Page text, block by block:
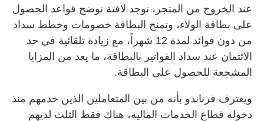
عند الخروج من المتجر، توجد لافتة توضح قواعد الحصول
على بطاقة الولاء، وتمنح البطاقة خصومات وخطط سداد
من دون فوائد لمدة 12 شهراً، مع زيادة تلقائية في حد
الائتمان عند سداد الفواتير بالبطاقة، ما يعد من المزايا
المشجعة للحصول على البطاقة.
ويعترف فرناندو بأنه من بين المتعاملين الذين خدمهم منذ
دخوله قطاع الخدمات المالية، هناك فقط الثلث لديهم